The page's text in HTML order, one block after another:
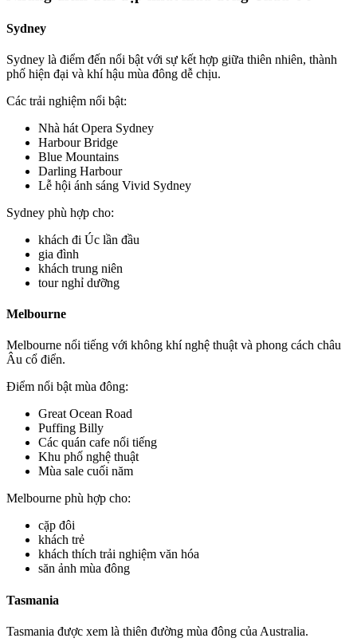
Sydney
Sydney là điểm đến nổi bật với sự kết hợp giữa thiên nhiên, thành
phố hiện đại và khí hậu mùa đông dễ chịu.
Các trải nghiệm nổi bật:
Nhà hát Opera Sydney
Harbour Bridge
Blue Mountains
Darling Harbour
Lễ hội ánh sáng Vivid Sydney
Sydney phù hợp cho:
khách đi Úc lần đầu
gia đình
khách trung niên
tour nghỉ dưỡng
Melbourne
Melbourne nổi tiếng với không khí nghệ thuật và phong cách châu
Âu cổ điển.
Điểm nổi bật mùa đông:
Great Ocean Road
Puffing Billy
Các quán cafe nổi tiếng
Khu phố nghệ thuật
Mùa sale cuối năm
Melbourne phù hợp cho:
cặp đôi
khách trẻ
khách thích trải nghiệm văn hóa
săn ảnh mùa đông
Tasmania
Tasmania được xem là thiên đường mùa đông của Australia.